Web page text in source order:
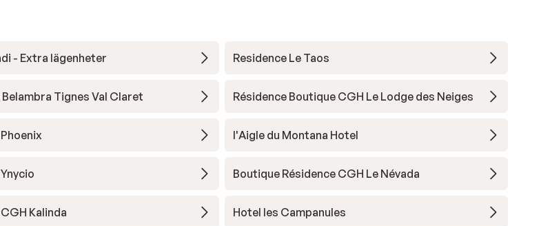
- Extra lägenheter Residence Le Taos
Tignes Val Claret Résidence Boutique CGH Le Lodge des Neiges
l'Aigle du Montana Hotel
Boutique Résidence CGH Le Névada
Kalinda Hotel les Campanules